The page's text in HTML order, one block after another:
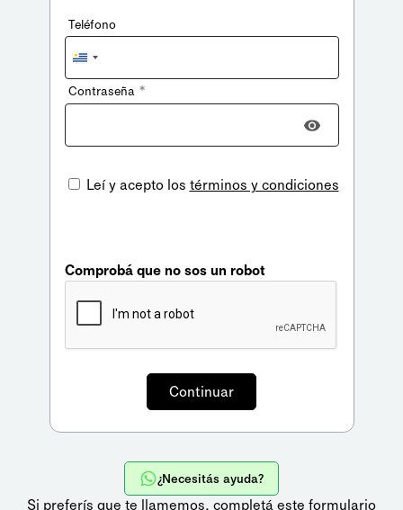
Teléfono
Uruguay
+598
Contraseña *
Leí y acepto los términos y condiciones
Comprobá que no sos un robot
¿Necesitás ayuda?
Si preferís que te llamemos, completá este formulario